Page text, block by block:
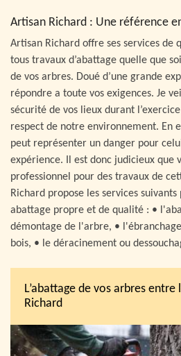
Artisan Richard : Une référence
Artisan Richard offre ses services de
tous travaux d’abattage quelle que
de vos arbres. Doué d’une grande
répondre a toute vos exigences. Je
sécurité de vos lieux durant
respect de notre environnement. En
peut représenter un danger pour
expérience. Il est donc judicieux que
professionnel pour des travaux de
Richard propose les services
abattage propre et de qualité : •
démontage de l'arbre, •
bois, • le déracinement ou
L’abattage de vos arbres
Richard